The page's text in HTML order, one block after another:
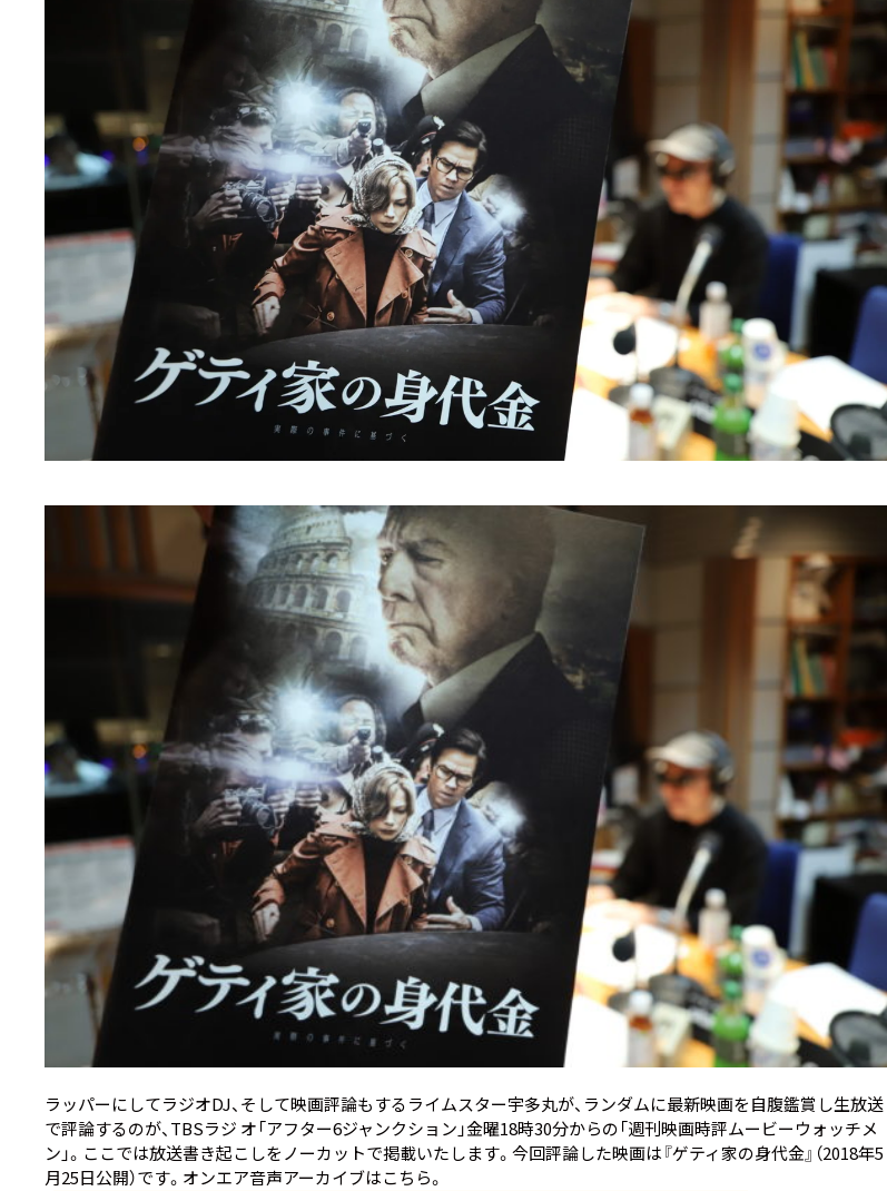
ラッパーにしてラジオDJ、そして映画評論もするライムスター宇多丸が、ランダムに最新映画を自腹鑑賞し生放送
で評論するのが、TBSラジ オ「アフター6ジャンクション」金曜18時30分からの「週刊映画時評ムービーウォッチメ
ン」。ここでは放送書き起こしをノーカットで掲載いたします。今回評論した映画は『ゲティ家の身代金』 （2018年5
月25日公開）です。オンエア音声アーカイブはこちら。